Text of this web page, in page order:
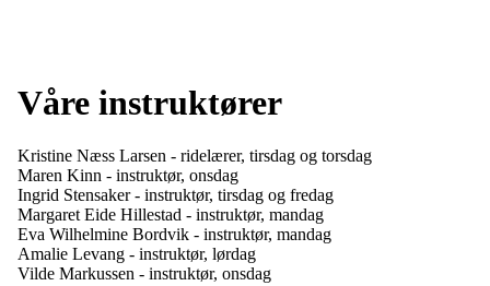
Våre instruktører
Kristine Næss Larsen - ridelærer, tirsdag og torsdag
Maren Kinn - instruktør, onsdag
Ingrid Stensaker - instruktør, tirsdag og fredag
Margaret Eide Hillestad - instruktør, mandag
Eva Wilhelmine Bordvik - instruktør, mandag
Amalie Levang - instruktør, lørdag
Vilde Markussen - instruktør, onsdag